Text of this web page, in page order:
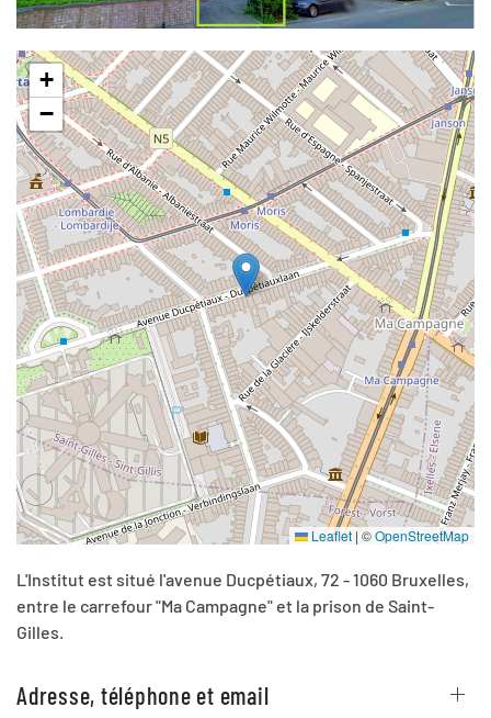
+
−
Leaflet | ©OpenStreetMap
L'Institut est situé l'avenue Ducpétiaux, 72 -1060 Bruxelles,
entre le carrefour "Ma Campagne" et la prison de Saint-
Gilles.
Adresse, téléphone et email